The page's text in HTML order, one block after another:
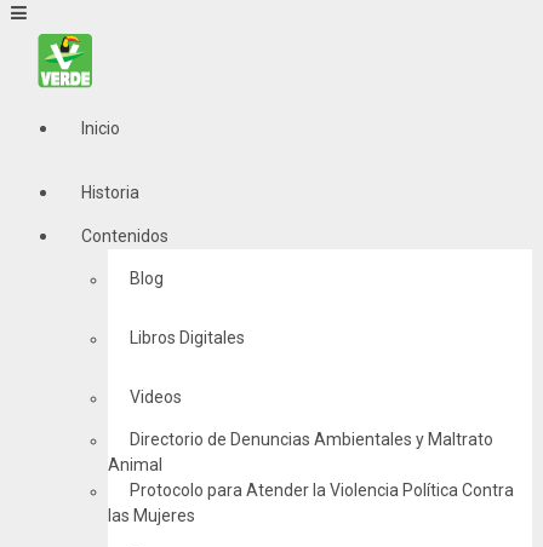
Inicio
Historia
Contenidos
Blog
Libros Digitales
Videos
Directorio de Denuncias Ambientales y Maltrato
Animal
Protocolo para Atender la Violencia Política Contra
las Mujeres